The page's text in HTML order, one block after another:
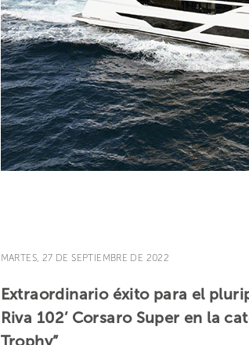
MARTES, 27 DE SEPTIEMBRE DE 2022
Extraordinario éxito para el
Riva 102’ Corsaro Super en la
Trophy”